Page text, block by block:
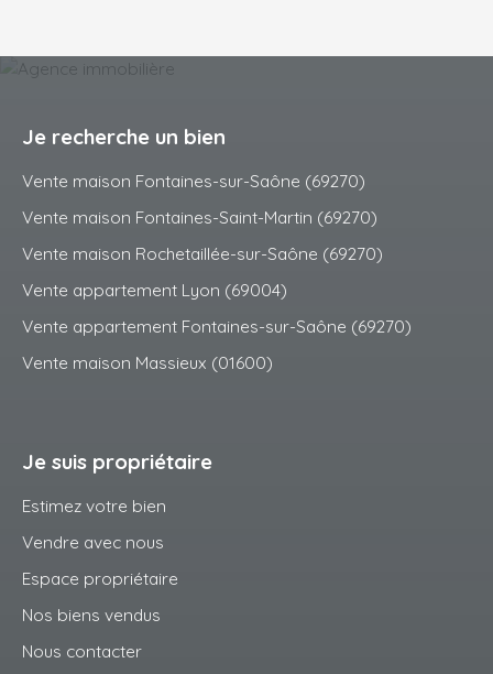
Je recherche un bien
Vente maison Fontaines-sur-Saône (69270)
Vente maison Fontaines-Saint-Martin (69270)
Vente maison Rochetaillée-sur-Saône (69270)
Vente appartement Lyon (69004)
Vente appartement Fontaines-sur-Saône (69270)
Vente maison Massieux (01600)
Je suis propriétaire
Estimez votre bien
Vendre avec nous
Espace propriétaire
Nos biens vendus
Nous contacter